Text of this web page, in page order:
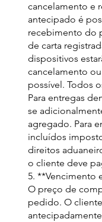
cancelamento e
antecipado é
recebimento do
de carta
dispositivos
cancelamento
possível. Todos
Para entregas
se
agregado. Para
incluídos
direitos
o cliente deve
5. **Vencimento
O preço de
pedido. O